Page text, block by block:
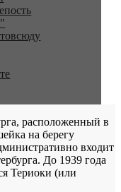
расположенный в
на берегу
входит
До 1939 года
Териоки (или